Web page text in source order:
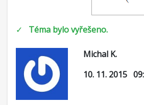
✓ Téma bylo vyřešeno.
Michal K.
10. 11. 2015